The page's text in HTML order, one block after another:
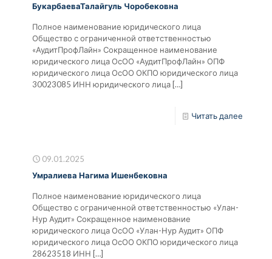
БукарбаеваТалайгуль Чоробековна
Полное наименование юридического лица
Общество с ограниченной ответственностью
«АудитПрофЛайн» Сокращенное наименование
юридического лица ОсОО «АудитПрофЛайн» ОПФ
юридического лица ОсОО ОКПО юридического лица
30023085 ИНН юридического лица[…]
Читать далее
09.01.2025
Умралиева Нагима Ишенбековна
Полное наименование юридического лица
Общество с ограниченной ответственностью «Улан-
Нур Аудит» Сокращенное наименование
юридического лица ОсОО «Улан-Нур Аудит» ОПФ
юридического лица ОсОО ОКПО юридического лица
28623518 ИНН […]